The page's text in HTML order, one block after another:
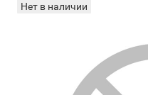
Нет в наличии